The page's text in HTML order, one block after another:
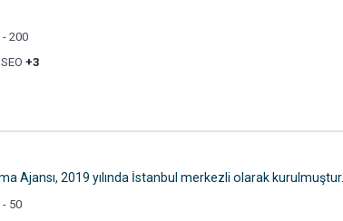
- 200
SEO+3
Ajansı, 2019 yılında İstanbul merkezli olarak kurulmuştur.
- 50